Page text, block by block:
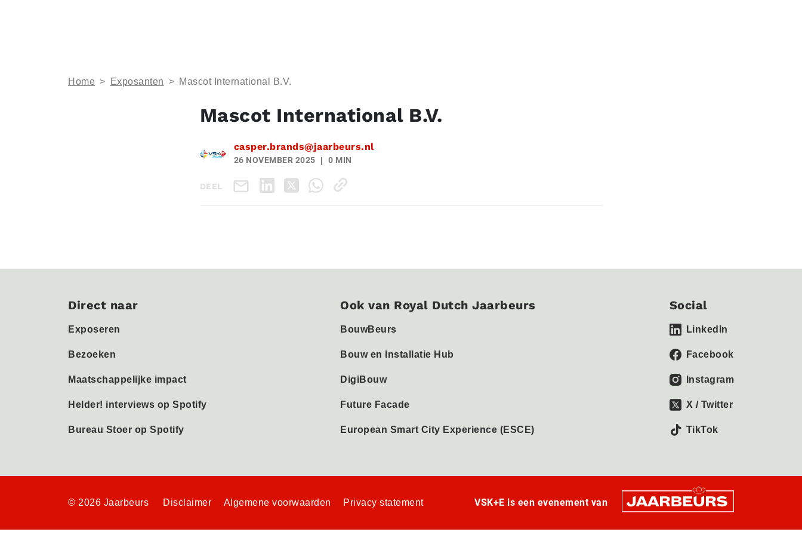
Home > Exposanten > Mascot International B.V.
Mascot International B.V.
casper.brands@jaarbeurs.nl
26 NOVEMBER 2025 0 MIN
DEEL
Direct naar
Exposeren
Bezoeken
Maatschappelijke impact
Helder! interviews op Spotify
Bureau Stoer op Spotify
Ook van Royal Dutch Jaarbeurs
BouwBeurs
Bouw en Installatie Hub
DigiBouw
Future Facade
European Smart City Experience (ESCE)
Social
LinkedIn
Facebook
Instagram
X / Twitter
TikTok
© 2026 Jaarbeurs Disclaimer Algemene voorwaarden Privacy statement VSK+E is een evenement van